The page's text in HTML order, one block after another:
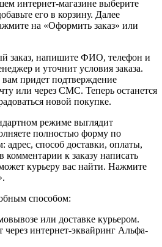
интернет-магазине выберите
его в корзину. Далее
на «Оформить заказ» или
заказ, напишите ФИО, телефон и
и уточнит условия заказа.
вам придет подтверждение
или через СМС. Теперь останется
новой покупке.
режиме выглядит
полностью форму по
адрес, способ доставки, оплаты,
комментарии к заказу написать
курьеру вас найти. Нажмите
способом:
или доставке курьером.
через интернет-эквайринг Альфа-